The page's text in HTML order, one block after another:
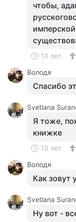
чтобы,
10 лет
Володя
Спасибо
Svetlana
Я тоже,
книжке
10 лет
Володя
Как зовут
Svetlana
Ну вот -